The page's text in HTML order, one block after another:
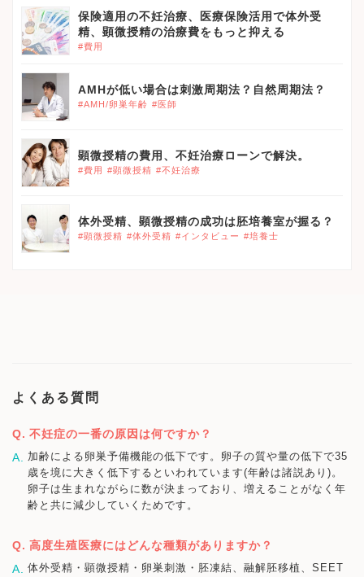
保険適用の不妊治療、医療保険活用で体外受
精、顕微授精の治療費をもっと抑える
#費用
AMHが低い場合は刺激周期法？自然周期法？
#AMH/卵巣年齢 #医師
顕微授精の費用、不妊治療ローンで解決。
#費用 #顕微授精 #不妊治療
体外受精、顕微授精の成功は胚培養室が握る？
#顕微授精 #体外受精 #インタビュー #培養士
よくある質問
不妊症の一番の原因は何ですか？
加齢による卵巣予備機能の低下です。卵子の質や量の低下で35
歳を境に大きく低下するといわれています(年齢は諸説あり)。
卵子は生まれながらに数が決まっており、増えることがなく年
齢と共に減少していくためです。
高度生殖医療にはどんな種類がありますか？
体外受精・顕微授精・卵巣刺激・胚凍結、融解胚移植、SEET